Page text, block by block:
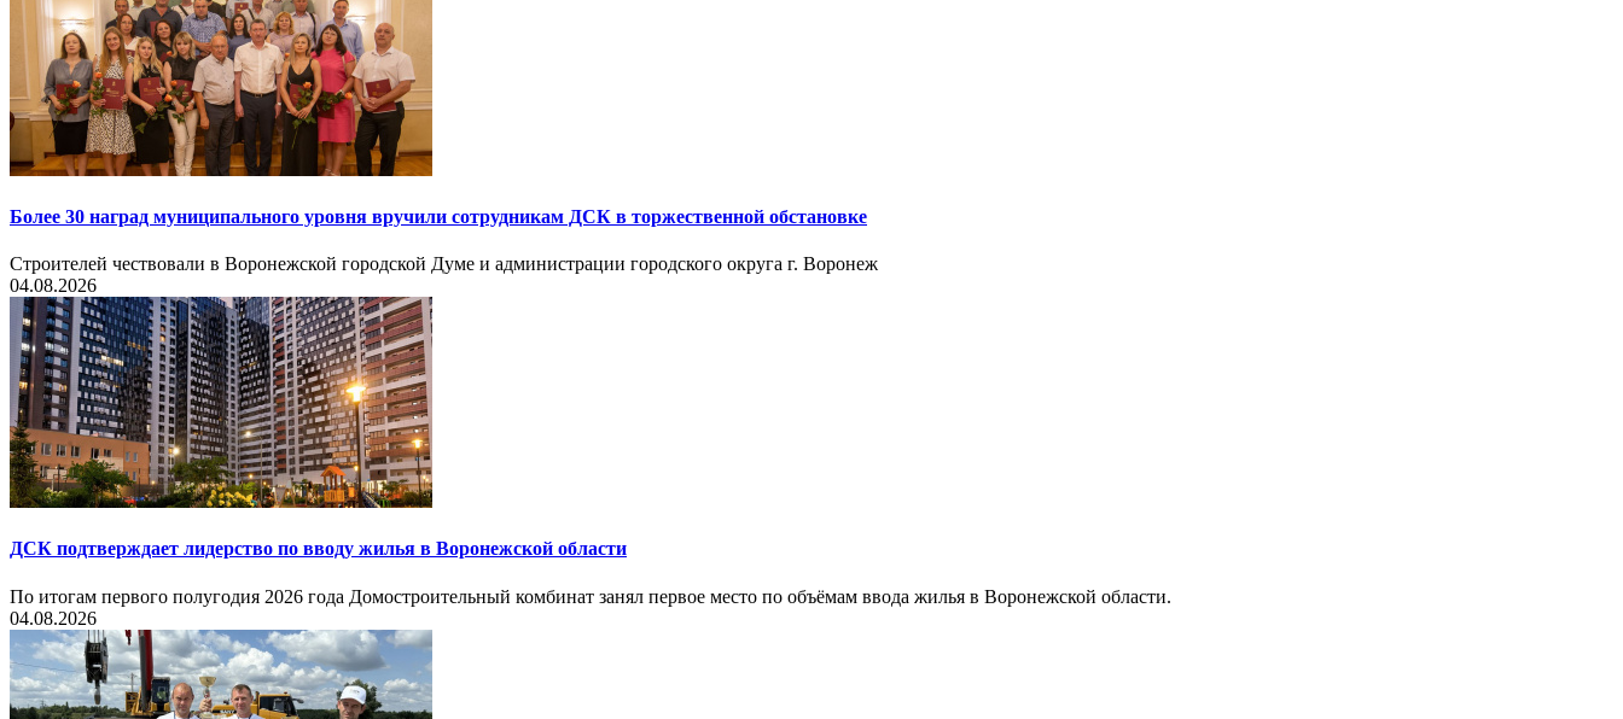
Более 30 наград муниципального уровня вручили сотрудникам ДСК в торжественной обстановке
Строителей чествовали в Воронежской городской Думе и администрации городского округа г. Воронеж
04.08.2026
ДСК подтверждает лидерство по вводу жилья в Воронежской области
По итогам первого полугодия 2026 года Домостроительный комбинат занял первое место по объёмам ввода жилья в Воронежской области.
04.08.2026